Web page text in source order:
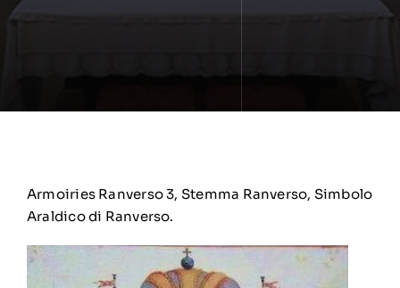
Armoiries Ranverso 3, Stemma Ranverso, Simbolo
Araldico di Ranverso.